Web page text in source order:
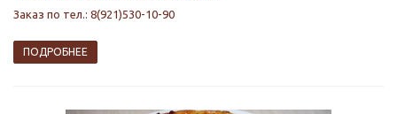
Заказ по тел.: 8(921)530-10-90
ПОДРОБНЕЕ